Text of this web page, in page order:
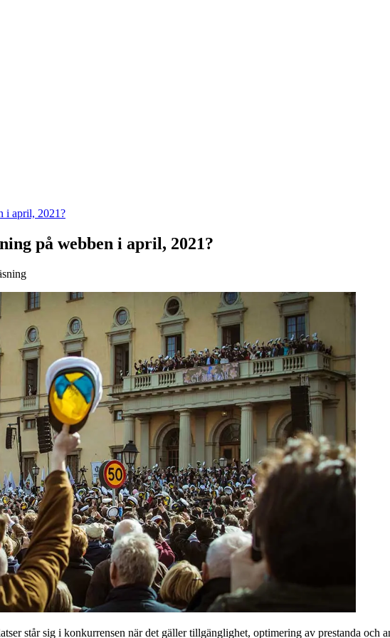
i april, 2021?
på webben i april, 2021?
står sig i konkurrensen när det gäller tillgänglighet, optimering av prestanda och